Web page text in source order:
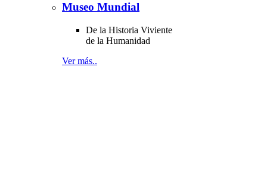
Museo Mundial
De la Historia Viviente
de la Humanidad
Ver más..